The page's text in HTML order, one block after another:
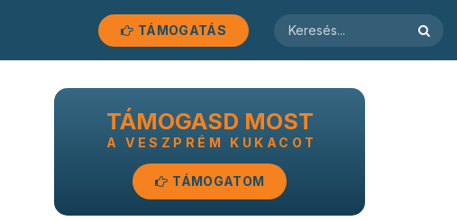
TÁMOGATÁS
TÁMOGASD MOST
A VESZPRÉM KUKACOT
TÁMOGATOM